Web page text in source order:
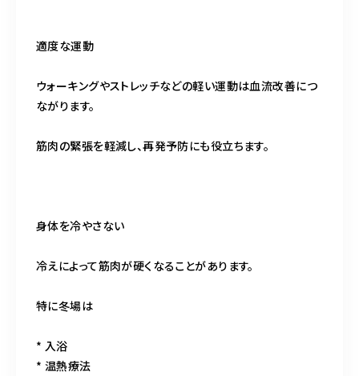
適度な運動
ウォーキングやストレッチなどの軽い運動は血流改善につ
ながります。
筋肉の緊張を軽減し、再発予防にも役立ちます。
身体を冷やさない
冷えによって筋肉が硬くなることがあります。
特に冬場は
* 入浴
* 温熱療法